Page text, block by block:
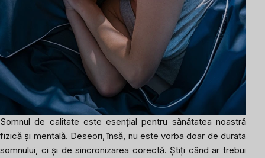
Somnul de calitate este esențial pentru sănătatea noastră
fizică și mentală. Deseori, însă, nu este vorba doar de durata
somnului, ci și de sincronizarea corectă. Știți când ar trebui